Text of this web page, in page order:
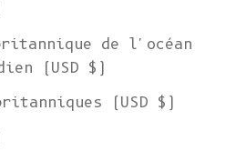
de l'océan
(USD $)
(USD $)